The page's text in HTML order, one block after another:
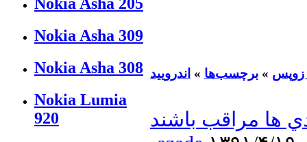
Nokia Asha 205
Nokia Asha 309
Nokia Asha 308
Nokia Lumia
920
» برچسب‌ها » اندرویید